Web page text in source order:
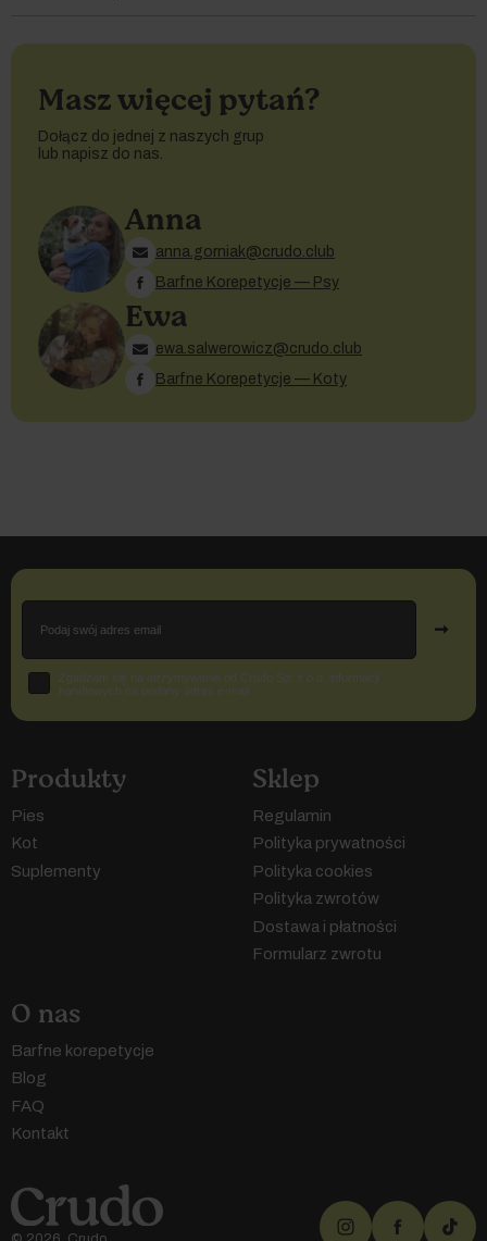
Masz więcej pytań?
Dołącz do jednej z naszych grup
lub napisz do nas.
Anna
anna.gorniak@crudo.club
Barfne Korepetycje — Psy
Ewa
ewa.salwerowicz@crudo.club
Barfne Korepetycje — Koty
Email
➞
ZgodaZgadzam się na otrzymywanie od Crudo Sp. z o.o. informacji
handlowych na podany adres e-mail
Produkty
Pies
Kot
Suplementy
Sklep
Regulamin
Polityka prywatności
Polityka cookies
Polityka zwrotów
Dostawa i płatności
Formularz zwrotu
O nas
Barfne korepetycje
Blog
FAQ
Kontakt